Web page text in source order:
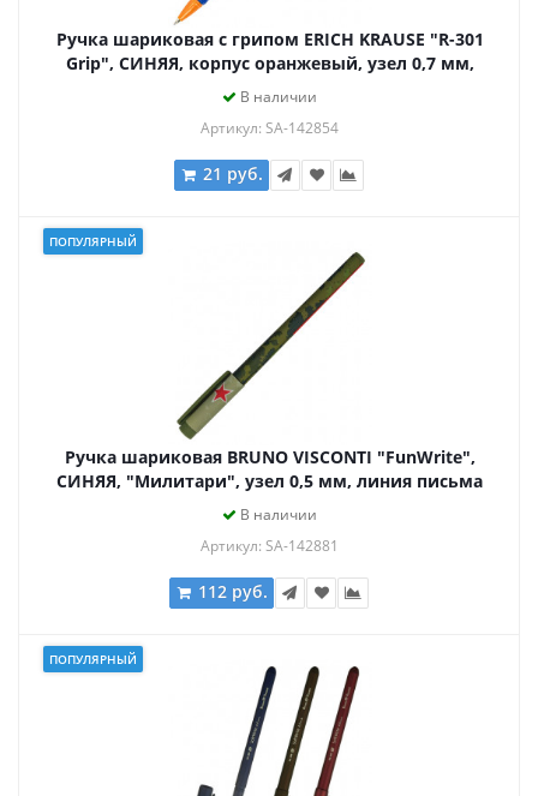
Ручка шариковая с грипом ERICH KRAUSE "R-301
Grip", СИНЯЯ, корпус оранжевый, узел 0,7 мм,
линия письма 0,35 мм, 39531
В наличии
Артикул: SA-142854
21 руб.
ПОПУЛЯРНЫЙ
Ручка шариковая BRUNO VISCONTI "FunWrite",
СИНЯЯ, "Милитари", узел 0,5 мм, линия письма
0,3 мм, 20-0212/06
В наличии
Артикул: SA-142881
112 руб.
ПОПУЛЯРНЫЙ